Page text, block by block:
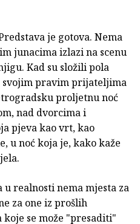
je gotova. Nema
junacima izlazi na scenu
Kad su složili pola
svojim pravim prijateljima
proljetnu noć
nad dvorcima i
pjeva kao vrt, kao
u noć koja je, kako kaže
realnosti nema mjesta za
za one iz prošlih
koje se može "presaditi"